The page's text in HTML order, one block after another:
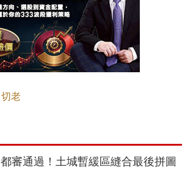
切老
都審通過！土城暫緩區縫合最後拼圖